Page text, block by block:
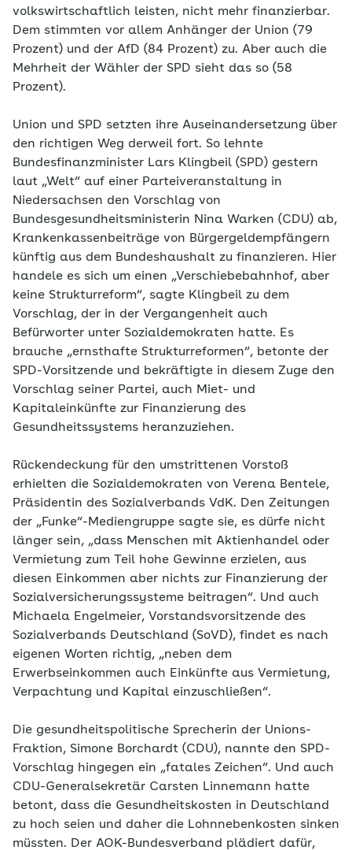
volkswirtschaftlich leisten, nicht mehr finanzierbar.
Dem stimmten vor allem Anhänger der Union (79
Prozent) und der AfD (84 Prozent) zu. Aber auch die
Mehrheit der Wähler der SPD sieht das so (58
Prozent).
Union und SPD setzten ihre Auseinandersetzung über
den richtigen Weg derweil fort. So lehnte
Bundesfinanzminister Lars Klingbeil (SPD) gestern
laut „Welt“ auf einer Parteiveranstaltung in
Niedersachsen den Vorschlag von
Bundesgesundheitsministerin Nina Warken (CDU) ab,
Krankenkassenbeiträge von Bürgergeldempfängern
künftig aus dem Bundeshaushalt zu finanzieren. Hier
handele es sich um einen „Verschiebebahnhof, aber
keine Strukturreform“, sagte Klingbeil zu dem
Vorschlag, der in der Vergangenheit auch
Befürworter unter Sozialdemokraten hatte. Es
brauche „ernsthafte Strukturreformen“, betonte der
SPD-Vorsitzende und bekräftigte in diesem Zuge den
Vorschlag seiner Partei, auch Miet- und
Kapitaleinkünfte zur Finanzierung des
Gesundheitssystems heranzuziehen.
Rückendeckung für den umstrittenen Vorstoß
erhielten die Sozialdemokraten von Verena Bentele,
Präsidentin des Sozialverbands VdK. Den Zeitungen
der „Funke“-Mediengruppe sagte sie, es dürfe nicht
länger sein, „dass Menschen mit Aktienhandel oder
Vermietung zum Teil hohe Gewinne erzielen, aus
diesen Einkommen aber nichts zur Finanzierung der
Sozialversicherungssysteme beitragen“. Und auch
Michaela Engelmeier, Vorstandsvorsitzende des
Sozialverbands Deutschland (SoVD), findet es nach
eigenen Worten richtig, „neben dem
Erwerbseinkommen auch Einkünfte aus Vermietung,
Verpachtung und Kapital einzuschließen“.
Die gesundheitspolitische Sprecherin der Unions-
Fraktion, Simone Borchardt (CDU), nannte den SPD-
Vorschlag hingegen ein „fatales Zeichen“. Und auch
CDU-Generalsekretär Carsten Linnemann hatte
betont, dass die Gesundheitskosten in Deutschland
zu hoch seien und daher die Lohnnebenkosten sinken
müssten. Der AOK-Bundesverband plädiert dafür,